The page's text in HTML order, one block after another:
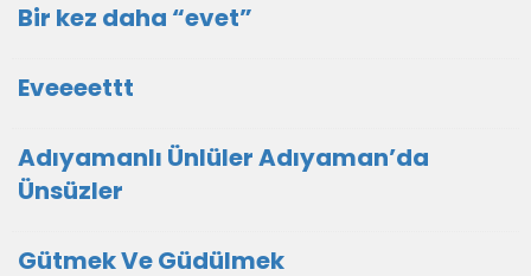
Bir kez daha “evet”
Eveeeettt
Adıyamanlı Ünlüler Adıyaman’da
Ünsüzler
Gütmek Ve Güdülmek